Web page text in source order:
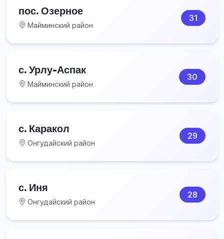
пос. Озерное
Майминский район
31
с. Урлу-Аспак
Майминский район
30
с. Каракол
Онгудайский район
29
с. Иня
Онгудайский район
28